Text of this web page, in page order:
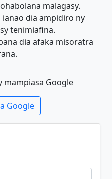
malagasy.
ianao dia ampidiro ny
tenimiafina.
dia afaka misoratra
mampiasa Google
Google